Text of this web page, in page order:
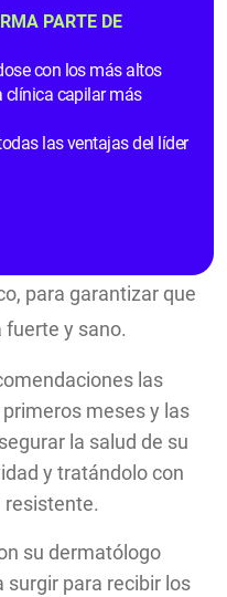
tenga cuidado
suaves
lo posible, siempre
para garantizar que
y sano.
las
meses y las
la salud de su
y tratándolo con
resistente.
su dermatólogo
surgir para recibir los
PARTE DE
con los más altos
clínica capilar más
las ventajas del líder